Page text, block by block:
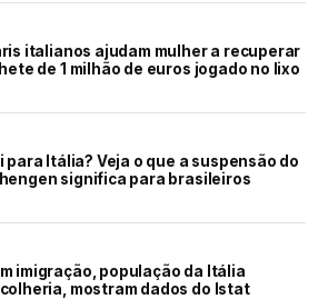
italianos ajudam mulher a recuperar
de 1 milhão de euros jogado no lixo
para Itália? Veja o que a suspensão do
significa para brasileiros
imigração, população da Itália
mostram dados do Istat